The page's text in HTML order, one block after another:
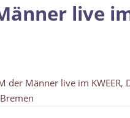
live im
der Männer live im